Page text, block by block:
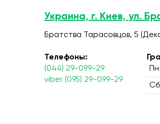
Украина, г. Киев, ул.
Братства Тарасовцов, 5
Телефоны:
(044) 29-099-29
viber (095) 29-099-29